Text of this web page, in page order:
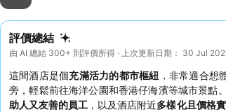
評價總結
由 AI 總結 300+ 則評價所得 · 上次更新日期： 30 Jul
這間酒店是個充滿活力的都市樞紐 ，非常適合想
旁，輕鬆前往海洋公園和香港仔海濱等城市景點
助人又友善的員工 ，以及酒店附近多樣化且價格